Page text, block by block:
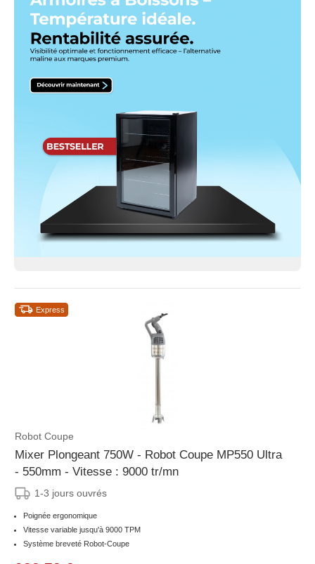
Express
Robot Coupe
Mixer Plongeant 750W - Robot Coupe MP550 Ultra
- 550mm - Vitesse : 9000 tr/mn
1-3 jours ouvrés
Poignée ergonomique
Vitesse variable jusqu'à 9000 TPM
Système breveté Robot-Coupe